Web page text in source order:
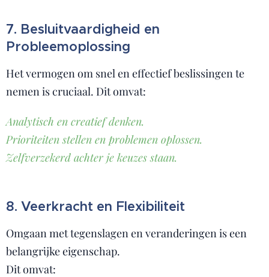
7. Besluitvaardigheid en
Probleemoplossing
Het vermogen om snel en effectief beslissingen te
nemen is cruciaal. Dit omvat:
Analytisch en creatief denken.
Prioriteiten stellen en problemen oplossen.
Zelfverzekerd achter je keuzes staan.
8. Veerkracht en Flexibiliteit
Omgaan met tegenslagen en veranderingen is een
belangrijke eigenschap.
Dit omvat: